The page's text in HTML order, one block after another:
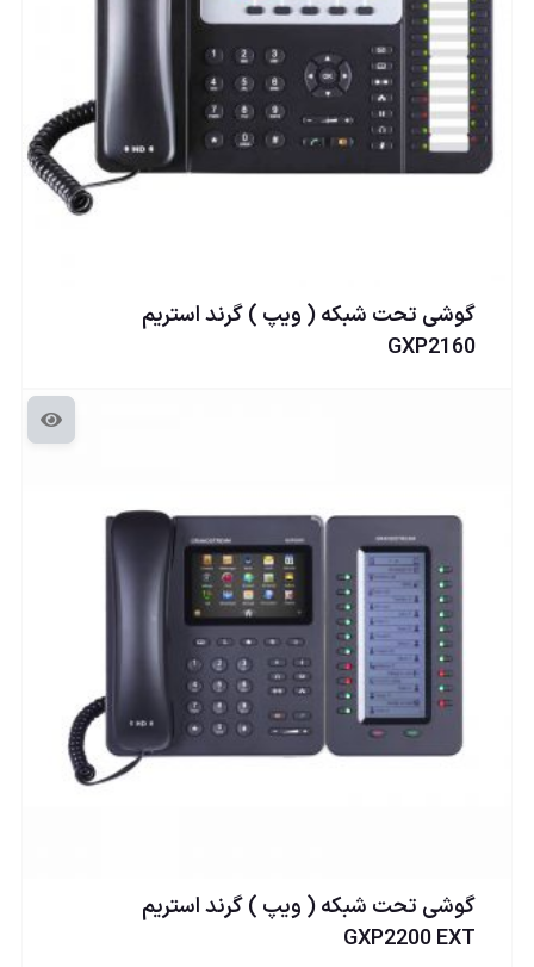
گوشی تحت شبكه ( ويپ ) گرند استریم
GXP2160
گوشی تحت شبكه ( ويپ ) گرند استریم
GXP2200 EXT